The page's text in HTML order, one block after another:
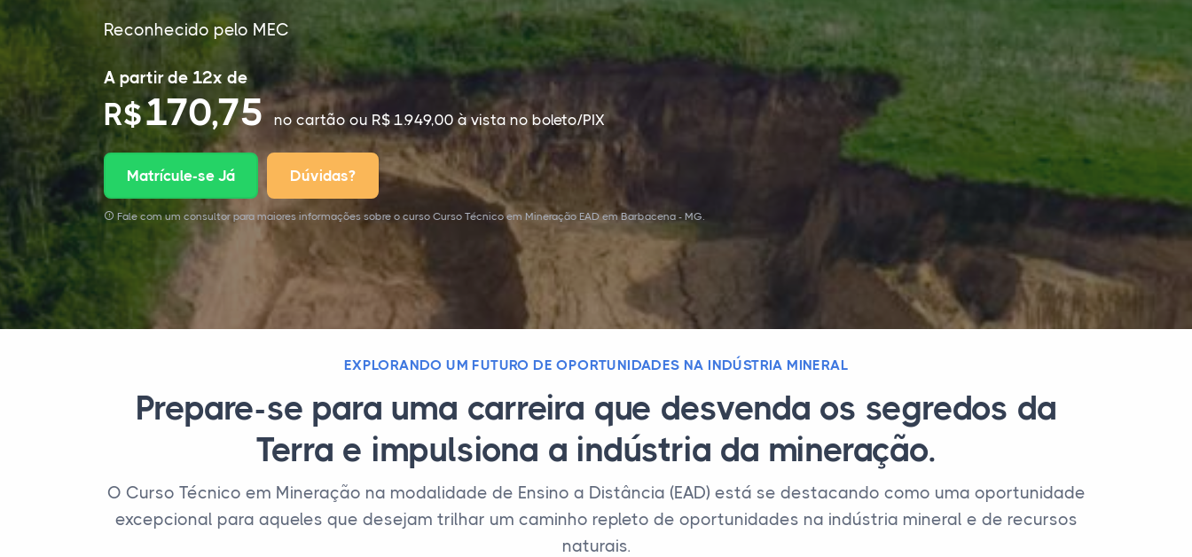
Reconhecido pelo MEC
A partir de 12x de
R$170,75no cartão ou R$ 1.949,00 à vista no boleto/PIX
Matrícule-se Já Dúvidas?
Fale com um consultor para maiores informações sobre o curso Curso Técnico em Mineração EAD em Barbacena - MG.
EXPLORANDO UM FUTURO DE OPORTUNIDADES NA INDÚSTRIA MINERAL
Prepare-se para uma carreira que desvenda os segredos da
Terra e impulsiona a indústria da mineração.
O Curso Técnico em Mineração na modalidade de Ensino a Distância (EAD) está se destacando como uma oportunidade
excepcional para aqueles que desejam trilhar um caminho repleto de oportunidades na indústria mineral e de recursos
naturais.